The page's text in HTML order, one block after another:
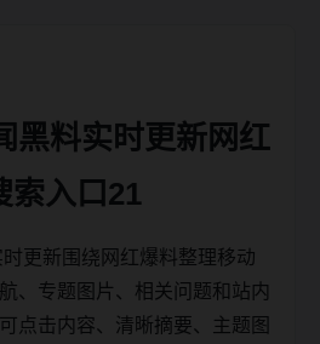
黑料实时更新网红
索入口21
更新围绕网红爆料整理移动
、专题图片、相关问题和站内
点击内容、清晰摘要、主题图